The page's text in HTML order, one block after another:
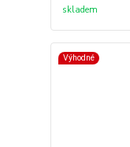
skladem
Výhodné